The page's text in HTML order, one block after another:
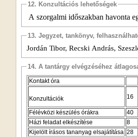
12. Konzultációs lehetőségek
A szorgalmi időszakban havonta
13. Jegyzet, tankönyv,
Jordán Tibor, Recski András,
14. A tantárgy elvégzéséhez
Kontakt óra
Konzultációk 16
Félévközi készülés órákra
40
Házi feladat elkészítése
8
Kijelölt írásos tananyag elsajátítása 28